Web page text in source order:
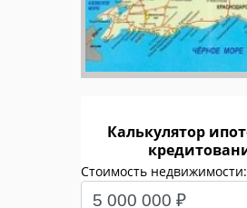
Калькулятор
Стоимость недвижимости: